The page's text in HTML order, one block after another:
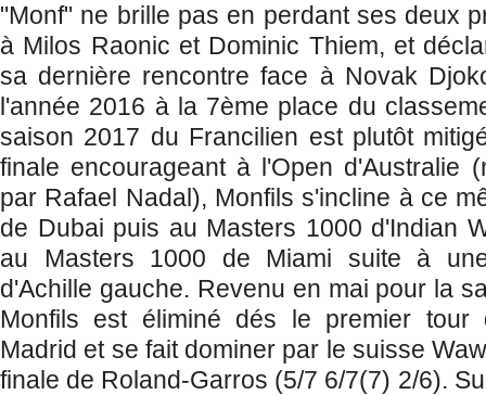
"Monf" ne brille pas en perdant ses deux
à Milos Raonic et Dominic Thiem, et
sa dernière rencontre face à Novak
l'année 2016 à la 7ème place du
saison 2017 du Francilien est plutôt
finale encourageant à l'Open d'Australie
par Rafael Nadal), Monfils s'incline à ce
de Dubai puis au Masters 1000 d'Indian
au Masters 1000 de Miami suite à
d'Achille gauche. Revenu en mai pour la
Monfils est éliminé dés le premier tour
Madrid et se fait dominer par le suisse
finale de Roland-Garros (5/7 6/7(7) 2/6).